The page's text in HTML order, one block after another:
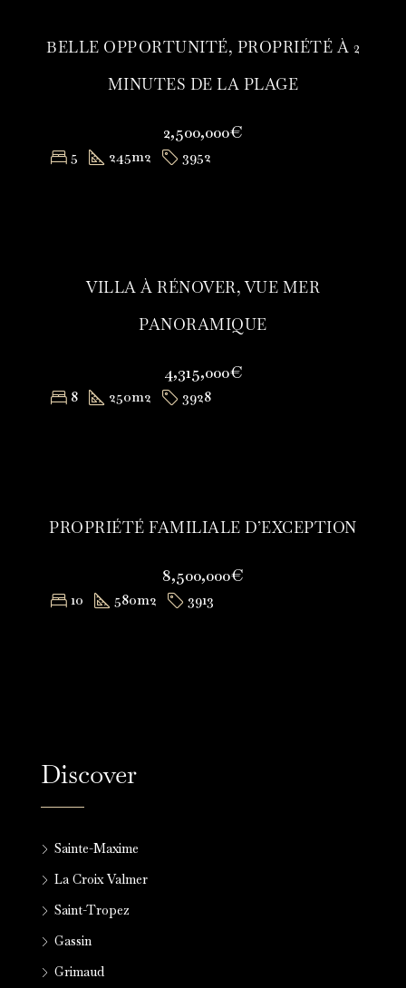
BELLE OPPORTUNITÉ, PROPRIÉTÉ À 2
MINUTES DE LA PLAGE
2,500,000€
5 245m2 3952
VILLA À RÉNOVER, VUE MER
PANORAMIQUE
4,315,000€
8 250m2 3928
PROPRIÉTÉ FAMILIALE D’EXCEPTION
8,500,000€
10 580m2 3913
Discover
Sainte-Maxime
La Croix Valmer
Saint-Tropez
Gassin
Grimaud